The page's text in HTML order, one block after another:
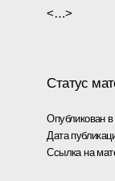
<…>
Статус
Опубликован
Дата
Ссылка на